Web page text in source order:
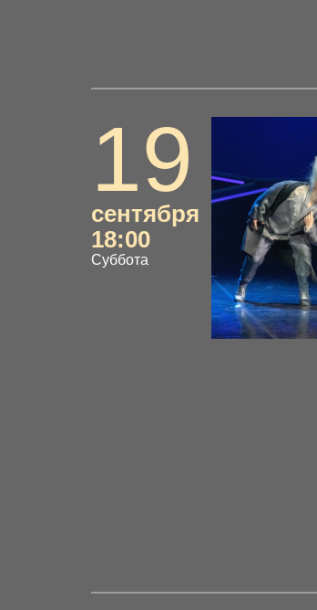
19
сентября
18:00
Суббота